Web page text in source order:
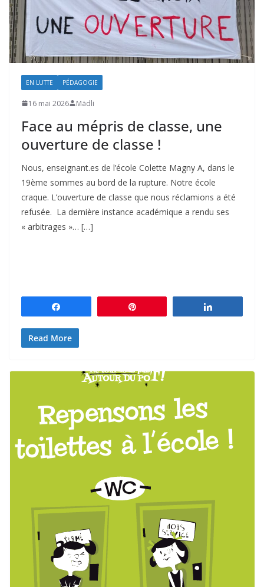
EN LUTTE PÉDAGOGIE
16 mai 2026 Mädli
Face au mépris de classe, une
ouverture de classe !
Nous, enseignant.es de l’école Colette Magny A, dans le
19ème sommes au bord de la rupture. Notre école
craque. L’ouverture de classe que nous réclamions a été
refusée. La dernière instance académique a rendu ses
« arbitrages »… […]
Read More